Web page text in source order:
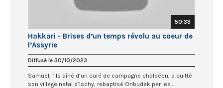
50:33
Hakkari - Brises d’un temps révolu au coeur de
l’Assyrie
Diffusé le 30/10/2023
Samuel, fils aîné d’un curé de campagne chaldéen, a quitté
son village natal d’Ischy, rebaptisé Onbudak par les...